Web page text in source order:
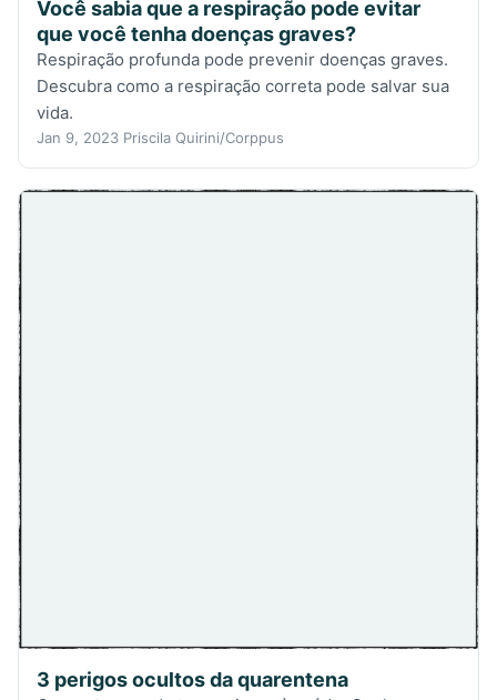
Você sabia que a respiração pode evitar
que você tenha doenças graves?
Respiração profunda pode prevenir doenças graves.
Descubra como a respiração correta pode salvar sua
vida.
Jan 9, 2023 Priscila Quirini/Corppus
3 perigos ocultos da quarentena